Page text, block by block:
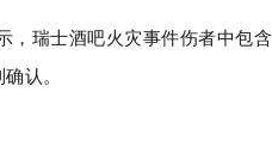
，瑞士酒吧火灾事件伤者中包含
认。